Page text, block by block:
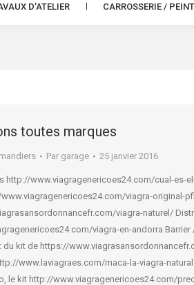
D’ATELIER CARROSSERIE /
toutes marques
Par garage 25 janvier 2016
http://www.viagragenericoes24.com/cual-es-
viagra-original-
viagra-naturel/
viagra-en-andorra
du kit de https://
www.laviagraes.com/maca-la-viagra-
le kit http://www.viagragenericoes24.com/